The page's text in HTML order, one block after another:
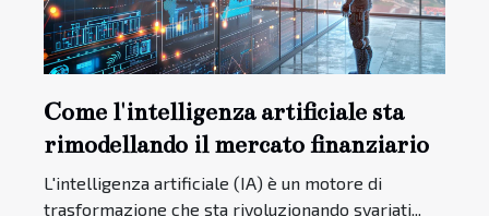
Come l'intelligenza artificiale sta
rimodellando il mercato finanziario
L'intelligenza artificiale (IA) è un motore di
trasformazione che sta rivoluzionando svariati...